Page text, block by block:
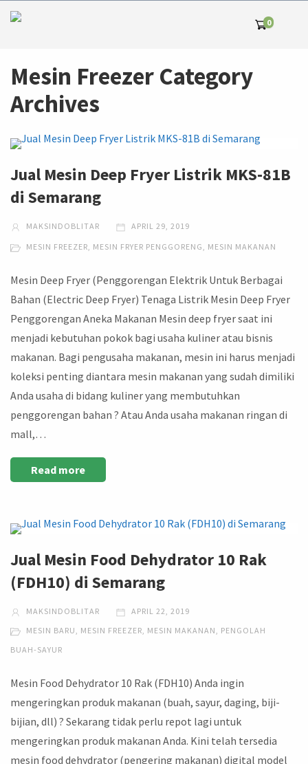
0
Mesin Freezer Category
Archives
Jual Mesin Deep Fryer Listrik MKS-81B
di Semarang
MAKSINDOBLITAR APRIL 29, 2019
MESIN FREEZER, MESIN FRYER PENGGORENG, MESIN MAKANAN
Mesin Deep Fryer (Penggorengan Elektrik Untuk Berbagai
Bahan (Electric Deep Fryer) Tenaga Listrik Mesin Deep Fryer
Penggorengan Aneka Makanan Mesin deep fryer saat ini
menjadi kebutuhan pokok bagi usaha kuliner atau bisnis
makanan. Bagi pengusaha makanan, mesin ini harus menjadi
koleksi penting diantara mesin makanan yang sudah dimiliki
Anda usaha di bidang kuliner yang membutuhkan
penggorengan bahan ? Atau Anda usaha makanan ringan di
mall,…
Read more
Jual Mesin Food Dehydrator 10 Rak
(FDH10) di Semarang
MAKSINDOBLITAR
APRIL 22, 2019
MESIN BARU, MESIN FREEZER, MESIN MAKANAN, PENGOLAH
BUAH-SAYUR
Mesin Food Dehydrator 10 Rak (FDH10) Anda ingin
mengeringkan produk makanan (buah, sayur, daging, biji-
bijian, dll) ? Sekarang tidak perlu repot lagi untuk
mengeringkan produk makanan Anda. Kini telah tersedia
mesin food dehydrator (pengering makanan) digital model